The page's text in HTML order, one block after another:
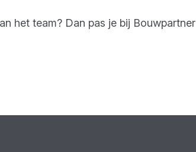
het team? Dan pas je bij Bouwpartner